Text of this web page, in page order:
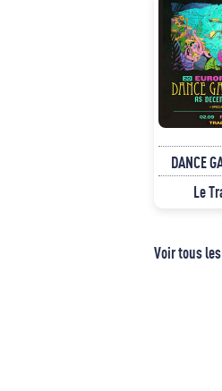
DANCE
Le
Voir tous